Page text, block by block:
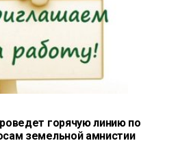
горячую линию по
земельной амнистии